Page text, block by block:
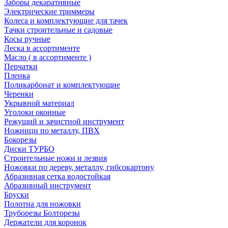
Заборы декаративные
Электрические триммеры
Колеса и комплектующие для тачек
Тачки строительные и садовые
Косы ручные
Леска в ассортименте
Масло ( в ассортименте )
Перчатки
Пленка
Поликарбонат и комплектующие
Черенки
Укрывной материал
Уголоки оконные
Режущий и зачистной инструмент
Ножници по металлу, ПВХ
Бокорезы
Диски ТУРБО
Строительные ножи и лезвия
Ножовки по дереву, металлу, гибсокартону
Абразивная сетка водостойкая
Абразивный инструмент
Бруски
Полотна для ножовки
Труборезы Болторезы
Держатели для коронок